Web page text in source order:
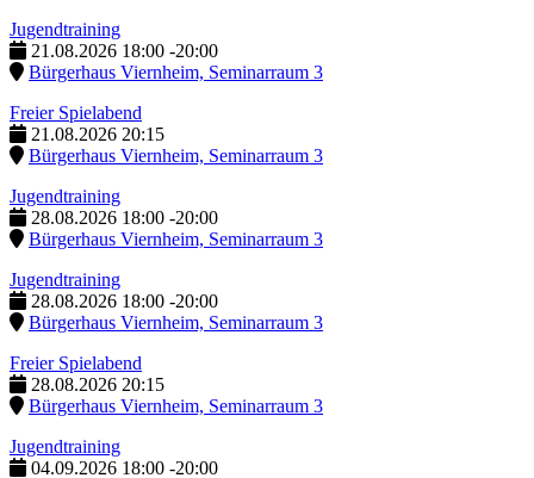
Jugendtraining
21.08.2026 18:00 -20:00
Bürgerhaus Viernheim, Seminarraum 3
Freier Spielabend
21.08.2026 20:15
Bürgerhaus Viernheim, Seminarraum 3
Jugendtraining
28.08.2026 18:00 -20:00
Bürgerhaus Viernheim, Seminarraum 3
Jugendtraining
28.08.2026 18:00 -20:00
Bürgerhaus Viernheim, Seminarraum 3
Freier Spielabend
28.08.2026 20:15
Bürgerhaus Viernheim, Seminarraum 3
Jugendtraining
04.09.2026 18:00 -20:00